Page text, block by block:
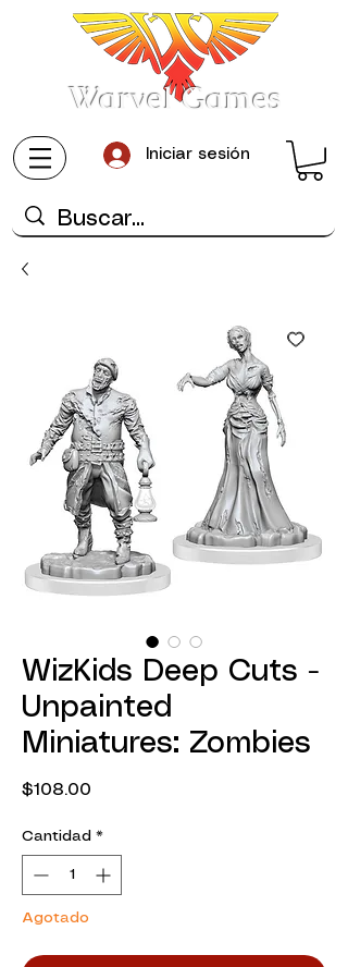
Warvel Games
Iniciar sesión
WizKids Deep Cuts -
Unpainted
Miniatures: Zombies
$108.00
Cantidad *
Agotado